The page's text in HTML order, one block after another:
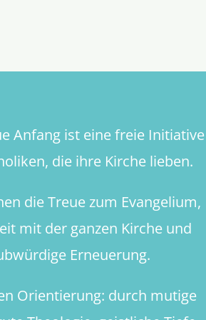
Anfang ist eine freie Initiative
die ihre Kirche lieben.
die Treue zum Evangelium,
mit der ganzen Kirche und
Erneuerung.
Orientierung: durch mutige